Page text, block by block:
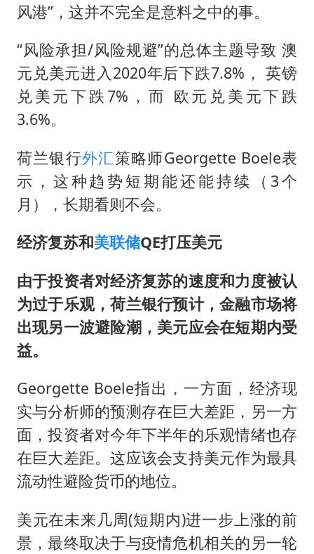
风港”，这并不完全是意料之中的事。
“风险承担/风险规避”的总体主题导致 澳
元兑美元进入2020年后下跌7.8%， 英镑
兑美元下跌7%，而 欧元兑美元下跌
3.6%。
荷兰银行外汇策略师Georgette Boele表
示，这种趋势短期能还能持续（3个
月），长期看则不会。
经济复苏和美联储QE打压美元
由于投资者对经济复苏的速度和力度被认
为过于乐观，荷兰银行预计，金融市场将
出现另一波避险潮，美元应会在短期内受
益。
Georgette Boele指出，一方面，经济现
实与分析师的预测存在巨大差距，另一方
面，投资者对今年下半年的乐观情绪也存
在巨大差距。这应该会支持美元作为最具
流动性避险货币的地位。
美元在未来几周(短期内)进一步上涨的前
景，最终取决于与疫情危机相关的另一轮